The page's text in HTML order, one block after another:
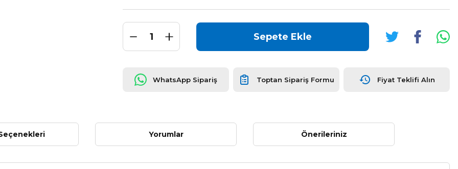
Sepete Ekle
WhatsApp Sipariş Toptan Sipariş Formu Fiyat Teklifi Alın
Yorumlar Önerileriniz